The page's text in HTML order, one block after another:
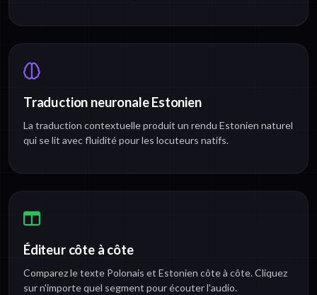
Traduction neuronale Estonien
La traduction contextuelle produit un rendu Estonien naturel
qui se lit avec fluidité pour les locuteurs natifs.
Éditeur côte à côte
Comparez le texte Polonais et Estonien côte à côte. Cliquez
sur n'importe quel segment pour écouter l'audio.